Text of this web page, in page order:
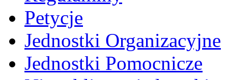
Petycje
Jednostki Organizacyjne
Jednostki Pomocnicze